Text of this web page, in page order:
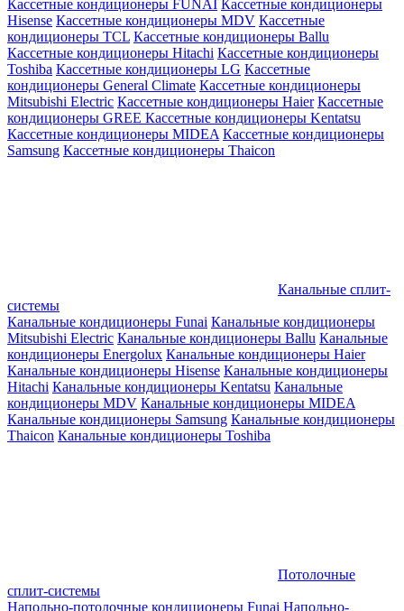
Кассетные кондиционеры FUNAI Кассетные кондиционеры
Hisense Кассетные кондиционеры MDV Кассетные
кондиционеры TCL Кассетные кондиционеры Ballu
Кассетные кондиционеры Hitachi Кассетные кондиционеры
Toshiba Кассетные кондиционеры LG Кассетные
кондиционеры General Climate Кассетные кондиционеры
Mitsubishi Electric Кассетные кондиционеры Haier Кассетные
кондиционеры GREE Кассетные кондиционеры Kentatsu
Кассетные кондиционеры MIDEA Кассетные кондиционеры
Samsung Кассетные кондиционеры Thaicon
Канальные сплит-
системы
Канальные кондиционеры Funai Канальные кондиционеры
Mitsubishi Electric Канальные кондиционеры Ballu Канальные
кондиционеры Energolux Канальные кондиционеры Haier
Канальные кондиционеры Hisense Канальные кондиционеры
Hitachi Канальные кондиционеры Kentatsu Канальные
кондиционеры MDV Канальные кондиционеры MIDEA
Канальные кондиционеры Samsung Канальные кондиционеры
Thaicon Канальные кондиционеры Toshiba
Потолочные
сплит-системы
Напольно-потолочные кондиционеры Funai Напольно-